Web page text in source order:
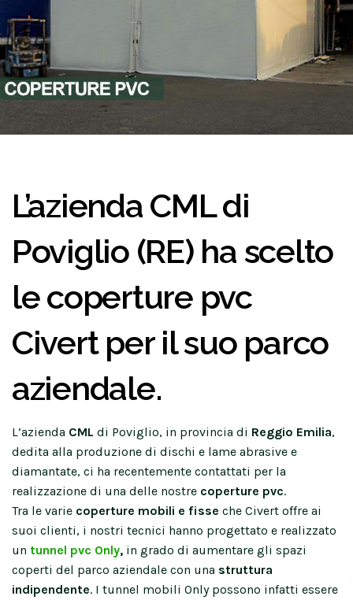
L’azienda CML di
Poviglio (RE) ha scelto
le coperture pvc
Civert per il suo parco
aziendale.
L’azienda CML di Poviglio, in provincia di Reggio Emilia,
dedita alla produzione di dischi e lame abrasive e
diamantate, ci ha recentemente contattati per la
realizzazione di una delle nostre coperture pvc.
Tra le varie coperture mobili e fisse che Civert offre ai
suoi clienti, i nostri tecnici hanno progettato e realizzato
un tunnel pvc Only, in grado di aumentare gli spazi
coperti del parco aziendale con una struttura
indipendente. I tunnel mobili Only possono infatti essere